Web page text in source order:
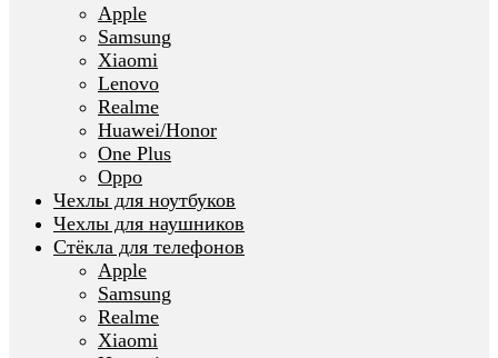
Apple
Samsung
Xiaomi
Lenovo
Realme
Huawei/Honor
One Plus
Oppo
Чехлы для ноутбуков
Чехлы для наушников
Стёкла для телефонов
Apple
Samsung
Realme
Xiaomi